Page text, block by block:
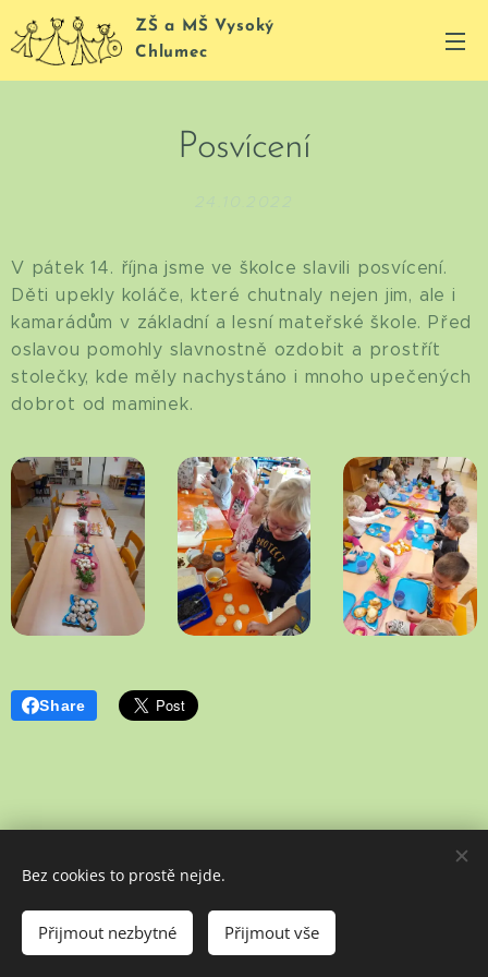
ZŠ a MŠ Vysoký
Chlumec
Posvícení
V pátek 14. října jsme ve školce slavili posvícení.
Děti upekly koláče, které chutnaly nejen jim, ale i
kamarádům v základní a lesní mateřské škole. Před
oslavou pomohly slavnostně ozdobit a prostřít
stolečky, kde měly nachystáno i mnoho upečených
dobrot od maminek.
Share
Poslední aktualizace: 02. 07. 2026
Vytvořeno službou
Bez cookies to prostě nejde.
Přijmout nezbytné Přijmout vše